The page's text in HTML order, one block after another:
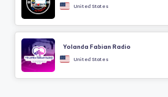
United States
Yolanda Fabian Radio
United States